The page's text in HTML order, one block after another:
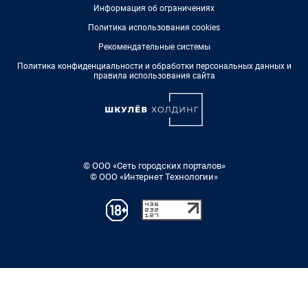
Информация об ограничениях
Политика использования cookies
Рекомендательные системы
Политика конфиденциальности и обработки персональных данных и
правила использования сайта
© ООО «Сеть городских порталов»
© ООО «Интернет Технологии»